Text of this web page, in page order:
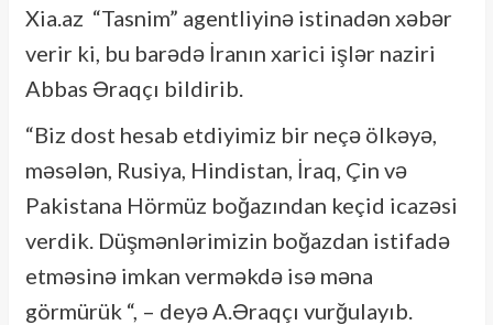
Xia.az “Tasnim” agentliyinə istinadən xəbər
verir ki, bu barədə İranın xarici işlər naziri
Abbas Əraqçı bildirib.
“Biz dost hesab etdiyimiz bir neçə ölkəyə,
məsələn, Rusiya, Hindistan, İraq, Çin və
Pakistana Hörmüz boğazından keçid icazəsi
verdik. Düşmənlərimizin boğazdan istifadə
etməsinə imkan verməkdə isə məna
görmürük “, – deyə A.Əraqçı vurğulayıb.